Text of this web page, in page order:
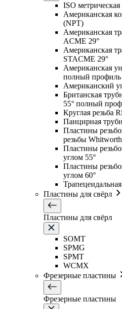
ISO
Американская
(NPT)
Американская
ACME 29°
Американская
STACME 29°
Американская
полный профиль
Американский
Британская
55° полный
Круглая резьба
Панцирная
Пластины
резьбы
Пластины
углом 55°
Пластины
углом 60°
Пластины для свёрл
Пластины для свёрл
SOMT
SPMG
SPMT
WCMX
Фрезерные пластины
Фрезерные пластины